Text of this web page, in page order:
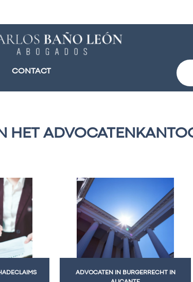
CONTACT
HET
ADVOCATEN IN BURGERRECHT IN